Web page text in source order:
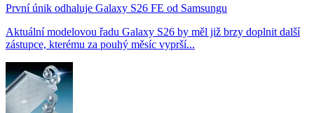
První únik odhaluje Galaxy S26 FE od Samsungu
Aktuální modelovou řadu Galaxy S26 by měl již brzy doplnit další
zástupce, kterému za pouhý měsíc vyprší...